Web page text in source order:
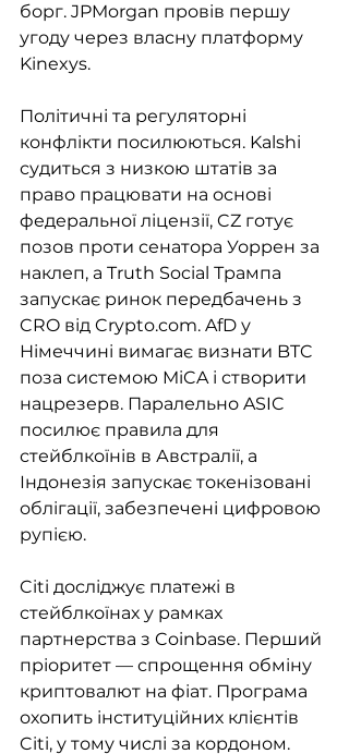
борг. JPMorgan провів першу
угоду через власну платформу
Kinexys.
Політичні та регуляторні
конфлікти посилюються. Kalshi
судиться з низкою штатів за
право працювати на основі
федеральної ліцензії, CZ готує
позов проти сенатора Уоррен за
наклеп, а Truth Social Трампа
запускає ринок передбачень з
CRO від Crypto.com. AfD у
Німеччині вимагає визнати BTC
поза системою MiCA і створити
нацрезерв. Паралельно ASIC
посилює правила для
стейблкоїнів в Австралії, а
Індонезія запускає токенізовані
облігації, забезпечені цифровою
рупією.
Citi досліджує платежі в
стейблкоїнах у рамках
партнерства з Coinbase. Перший
пріоритет — спрощення обміну
криптовалют на фіат. Програма
охопить інституційних клієнтів
Citi, у тому числі за кордоном.